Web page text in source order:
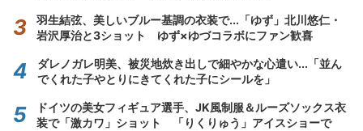
羽生結弦、美しいブルー基調の衣装で...「ゆず」北川悠仁・
岩沢厚治と3ショット ゆず×ゆづコラボにファン歓喜
ダレノガレ明美、被災地炊き出しで細やかな心遣い...「並ん
でくれた子やとりにきてくれた子にシールを」
ドイツの美女フィギュア選手、JK風制服＆ルーズソックス衣
装で「激カワ」ショット 「りくりゅう」アイスショーで